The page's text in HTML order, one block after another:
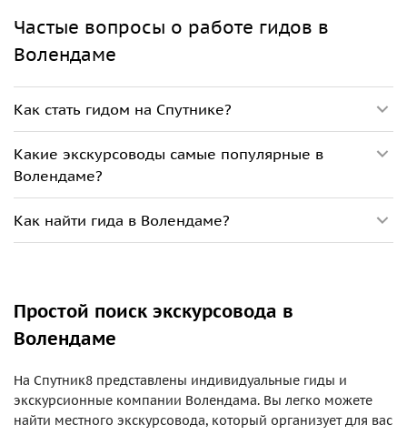
Частые вопросы о работе гидов в
Волендаме
Как стать гидом на Спутнике?
Какие экскурсоводы самые популярные в
Волендаме?
Как найти гида в Волендаме?
Простой поиск экскурсовода в
Волендаме
На Спутник8 представлены индивидуальные гиды и
экскурсионные компании Волендама. Вы легко можете
найти местного экскурсовода, который организует для вас